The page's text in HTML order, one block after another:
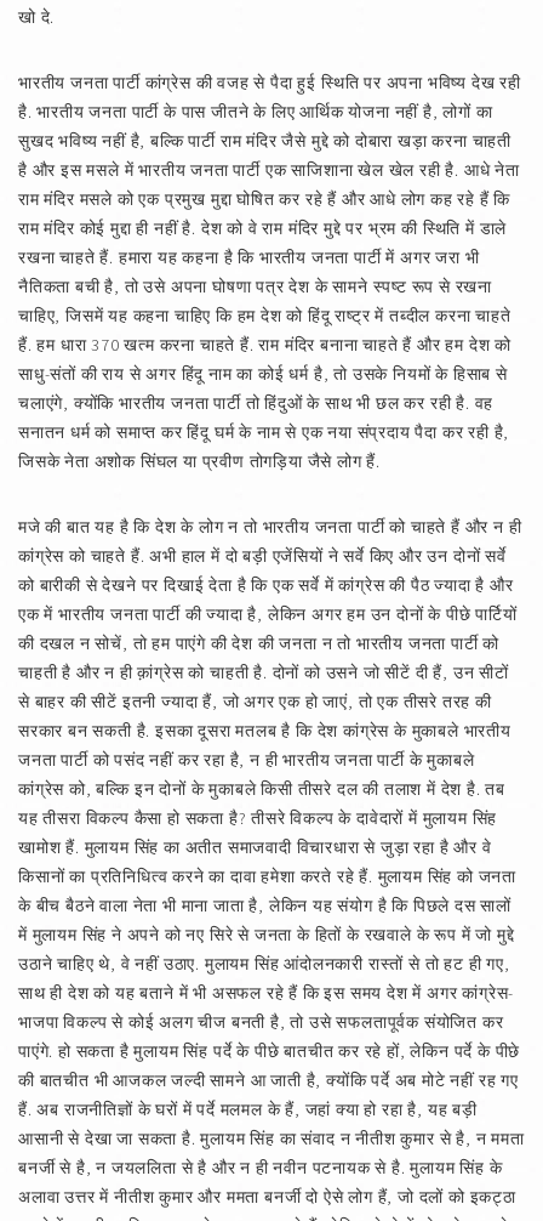
खो दे.
भारतीय जनता पार्टी कांग्रेस की वजह से पैदा हुई स्थिति पर अपना भविष्य देख रही
है. भारतीय जनता पार्टी के पास जीतने के लिए आर्थिक योजना नहीं है, लोगों का
सुखद भविष्य नहीं है, बल्कि पार्टी राम मंदिर जैसे मुद्दे को दोबारा खड़ा करना चाहती
है और इस मसले में भारतीय जनता पार्टी एक साजिशाना खेल खेल रही है. आधे नेता
राम मंदिर मसले को एक प्रमुख मुद्दा घोषित कर रहे हैं और आधे लोग कह रहे हैं कि
राम मंदिर कोई मुद्दा ही नहीं है. देश को वे राम मंदिर मुद्दे पर भ्रम की स्थिति में डाले
रखना चाहते हैं. हमारा यह कहना है कि भारतीय जनता पार्टी में अगर जरा भी
नैतिकता बची है, तो उसे अपना घोषणा पत्र देश के सामने स्पष्ट रूप से रखना
चाहिए, जिसमें यह कहना चाहिए कि हम देश को हिंदू राष्ट्र में तब्दील करना चाहते
हैं. हम धारा 370 खत्म करना चाहते हैं. राम मंदिर बनाना चाहते हैं और हम देश को
साधु-संतों की राय से अगर हिंदू नाम का कोई धर्म है, तो उसके नियमों के हिसाब से
चलाएंगे, क्योंकि भारतीय जनता पार्टी तो हिंदुओं के साथ भी छल कर रही है. वह
सनातन धर्म को समाप्त कर हिंदू घर्म के नाम से एक नया संप्रदाय पैदा कर रही है,
जिसके नेता अशोक सिंघल या प्रवीण तोगड़िया जैसे लोग हैं.
मजे की बात यह है कि देश के लोग न तो भारतीय जनता पार्टी को चाहते हैं और न ही
कांग्रेस को चाहते हैं. अभी हाल में दो बड़ी एजेंसियों ने सर्वे किए और उन दोनों सर्वे
को बारीकी से देखने पर दिखाई देता है कि एक सर्वे में कांग्रेस की पैठ ज्यादा है और
एक में भारतीय जनता पार्टी की ज्यादा है, लेकिन अगर हम उन दोनों के पीछे पार्टियों
की दखल न सोचें, तो हम पाएंगे की देश की जनता न तो भारतीय जनता पार्टी को
चाहती है और न ही क़ांग्रेस को चाहती है. दोनों को उसने जो सीटें दी हैं, उन सीटों
से बाहर की सीटें इतनी ज्यादा हैं, जो अगर एक हो जाएं, तो एक तीसरे तरह की
सरकार बन सकती है. इसका दूसरा मतलब है कि देश कांग्रेस के मुकाबले भारतीय
जनता पार्टी को पसंद नहीं कर रहा है, न ही भारतीय जनता पार्टी के मुकाबले
कांग्रेस को, बल्कि इन दोनों के मुकाबले किसी तीसरे दल की तलाश में देश है. तब
यह तीसरा विकल्प कैसा हो सकता है? तीसरे विकल्प के दावेदारों में मुलायम सिंह
खामोश हैं. मुलायम सिंह का अतीत समाजवादी विचारधारा से जुड़ा रहा है और वे
किसानों का प्रतिनिधित्व करने का दावा हमेशा करते रहे हैं. मुलायम सिंह को जनता
के बीच बैठने वाला नेता भी माना जाता है, लेकिन यह संयोग है कि पिछले दस सालों
में मुलायम सिंह ने अपने को नए सिरे से जनता के हितों के रखवाले के रूप में जो मुद्दे
उठाने चाहिए थे, वे नहीं उठाए. मुलायम सिंह आंदोलनकारी रास्तों से तो हट ही गए,
साथ ही देश को यह बताने में भी असफल रहे हैं कि इस समय देश में अगर कांग्रेस-
भाजपा विकल्प से कोई अलग चीज बनती है, तो उसे सफलतापूर्वक संयोजित कर
पाएंगे. हो सकता है मुलायम सिंह पर्दे के पीछे बातचीत कर रहे हों, लेकिन पर्दे के पीछे
की बातचीत भी आजकल जल्दी सामने आ जाती है, क्योंकि पर्दे अब मोटे नहीं रह गए
हैं. अब राजनीतिज्ञों के घरों में पर्दे मलमल के हैं, जहां क्या हो रहा है, यह बड़ी
आसानी से देखा जा सकता है. मुलायम सिंह का संवाद न नीतीश कुमार से है, न ममता
बनर्जी से है, न जयललिता से है और न ही नवीन पटनायक से है. मुलायम सिंह के
अलावा उत्तर में नीतीश कुमार और ममता बनर्जी दो ऐसे लोग हैं, जो दलों को इकट्ठा